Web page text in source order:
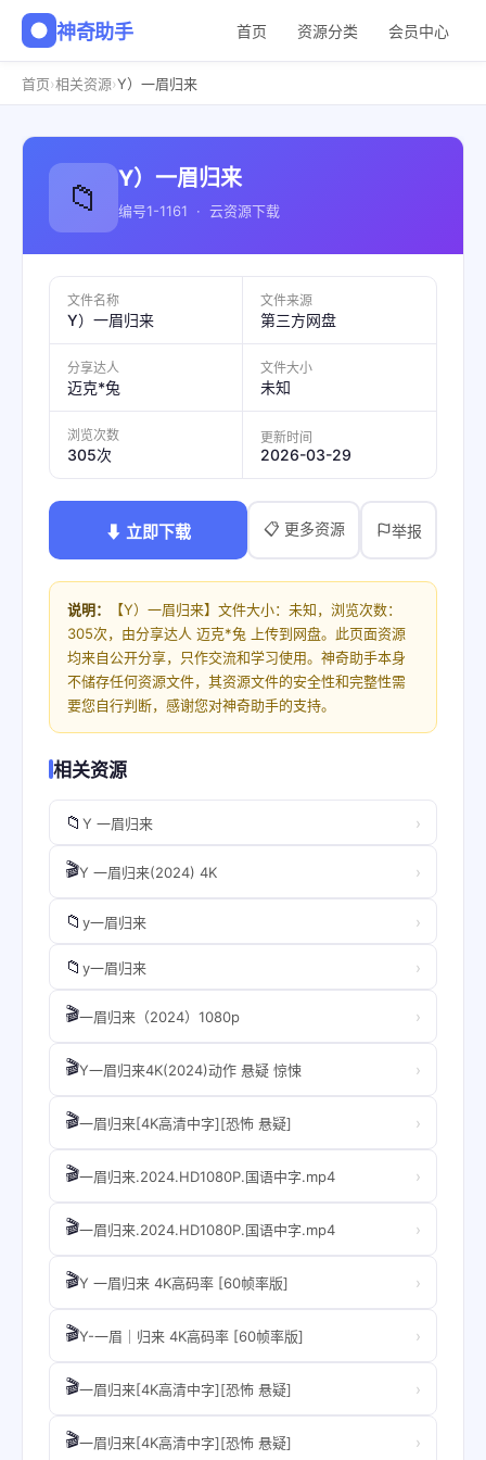
神奇助手 首页 资源分类 会员中心
首页›相关资源›Y）一眉归来
📁 Y）一眉归来
编号1-1161 · 云资源下载
文件名称
Y）一眉归来
文件来源
第三方网盘
分享达人
迈克*兔
文件大小
未知
浏览次数
305次
更新时间
2026-03-29
⬇ 立即下载 📋 更多资源 举报
说明：
【Y）一眉归来】文件大小：未知，浏览次数：
305次，由分享达人 迈克*兔 上传到网盘。此页面资源
均来自公开分享，只作交流和学习使用。神奇助手本身
不储存任何资源文件，其资源文件的安全性和完整性需
要您自行判断，感谢您对神奇助手的支持。
相关资源
📁 Y 一眉归来 ›
🎬Y 一眉归来(2024) 4K ›
📁 y一眉归来 ›
📁 y一眉归来 ›
🎬一眉归来（2024）1080p ›
🎬Y一眉归来4K(2024)动作 悬疑 惊悚 ›
🎬一眉归来[4K高清中字][恐怖 悬疑] ›
🎬一眉归来.2024.HD1080P.国语中字.mp4 ›
🎬一眉归来.2024.HD1080P.国语中字.mp4 ›
🎬Y 一眉归来 4K高码率 [60帧率版] ›
🎬Y-一眉｜归来 4K高码率 [60帧率版] ›
🎬一眉归来[4K高清中字][恐怖 悬疑] ›
🎬一眉归来[4K高清中字][恐怖 悬疑] ›